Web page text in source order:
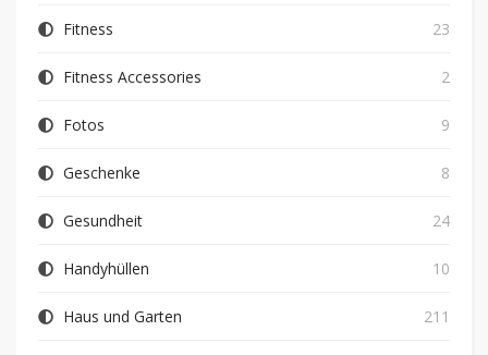
Fitness 23
Fitness Accessories 2
Fotos 9
Geschenke 8
Gesundheit 24
Handyhüllen 10
Haus und Garten 211